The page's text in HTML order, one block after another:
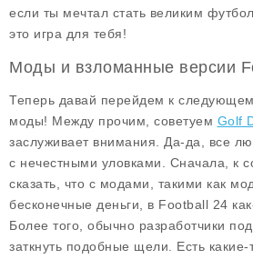
если ты мечтал стать великим
это игра для тебя!
Моды и взломанные версии
Теперь давай перейдем к
моды! Между прочим, советуем Golf
заслуживает внимания. Да-да, все
с нечестными уловками. Сначала, к
сказать, что с модами, такими как
бесконечные деньги , в Football 24
Более того, обычно разработчики
заткнуть подобные щели. Есть